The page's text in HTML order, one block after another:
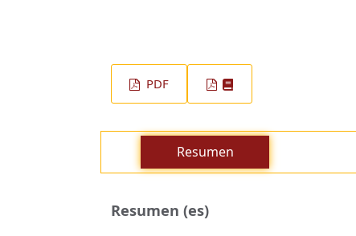
PDF
Resumen
Resumen (es)